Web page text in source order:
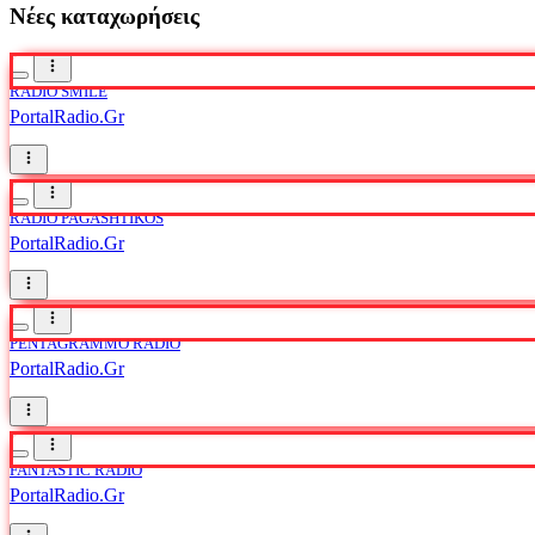
Νέες καταχωρήσεις
RADIO SMILE
PortalRadio.Gr
RADIO PAGASHTIKOS
PortalRadio.Gr
PENTAGRAMMO RADIO
PortalRadio.Gr
FANTASTIC RADIO
PortalRadio.Gr